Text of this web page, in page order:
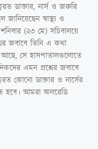
ডাক্তার, নার্স ও জরুরি
জানিয়েছেন স্বাস্থ্য ও
(২৩ মে) সচিবালয়ে
জবাবে তিনি এ কথা
আছে, সে হাসপাতালগুলোতে
এমন প্রশ্নের জবাবে
কোনো ডাক্তার ও নার্সের
হবে। আমরা অলরেডি